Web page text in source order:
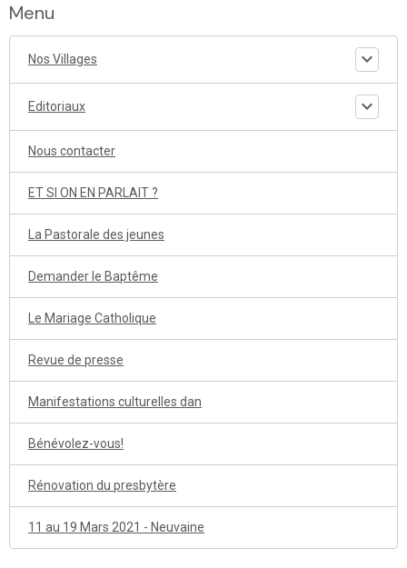
Menu
Nos Villages
Editoriaux
Nous contacter
ET SI ON EN PARLAIT ?
La Pastorale des jeunes
Demander le Baptême
Le Mariage Catholique
Revue de presse
Manifestations culturelles dan
Bénévolez-vous!
Rénovation du presbytère
11 au 19 Mars 2021 - Neuvaine